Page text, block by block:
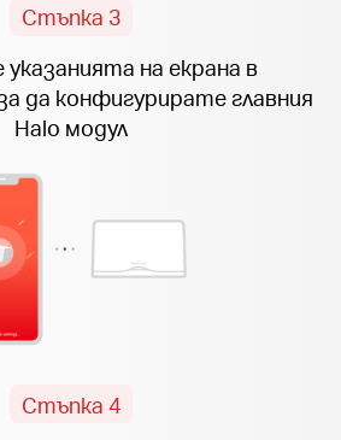
Стъпка 3
на екрана в
да конфигурирате главния
Halo модул
Стъпка 4